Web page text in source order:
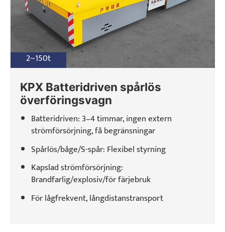
2~150t
KPX Batteridriven spårlös
överföringsvagn
Batteridriven: 3–4 timmar, ingen extern
strömförsörjning, få begränsningar
Spårlös/båge/S-spår: Flexibel styrning
Kapslad strömförsörjning:
Brandfarlig/explosiv/för färjebruk
För lågfrekvent, långdistanstransport